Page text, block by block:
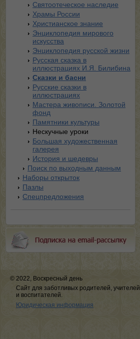
Святоотеческое наследие
Храмы России
Христианское знание
Энциклопедия мирового
искусства
Энциклопедия русской жизни
Русская сказка в
иллюстрациях И.Я. Билибина
Сказки и басни
Русские сказки в
иллюстрациях
Мастера живописи. Золотой
фонд
Памятники культуры
Нескучные уроки
Большая художественная
галерея
История и шедевры
Поиск по выходным данным
Наборы открыток
Пазлы
Спецпредложения
© 2022, Воскресный день
Сайт для заботливых родителей, учителей
и воспитателей.
Юридическая информация